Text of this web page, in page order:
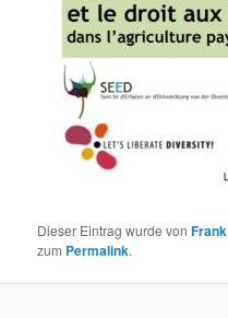
Dieser Eintrag wurde vonFrank
zum Permalink.